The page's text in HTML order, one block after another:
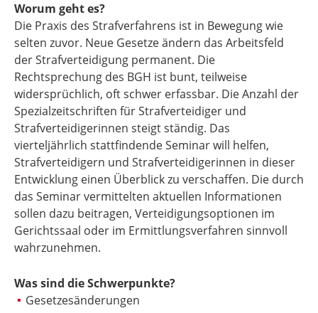
Worum geht es?
Die Praxis des Strafverfahrens ist in Bewegung wie
selten zuvor. Neue Gesetze ändern das Arbeitsfeld
der Strafverteidigung permanent. Die
Rechtsprechung des BGH ist bunt, teilweise
widersprüchlich, oft schwer erfassbar. Die Anzahl der
Spezialzeitschriften für Strafverteidiger und
Strafverteidigerinnen steigt ständig. Das
vierteljährlich stattfindende Seminar will helfen,
Strafverteidigern und Strafverteidigerinnen in dieser
Entwicklung einen Überblick zu verschaffen. Die durch
das Seminar vermittelten aktuellen Informationen
sollen dazu beitragen, Verteidigungsoptionen im
Gerichtssaal oder im Ermittlungsverfahren sinnvoll
wahrzunehmen.
Was sind die Schwerpunkte?
Gesetzesänderungen